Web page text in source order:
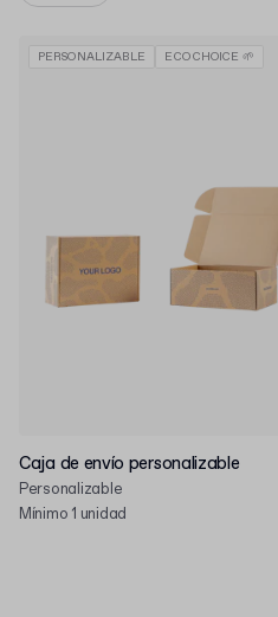
PERSONALIZABLE ECO CHOICE 🌱
Caja de envío personalizable
Personalizable
Mínimo 1 unidad